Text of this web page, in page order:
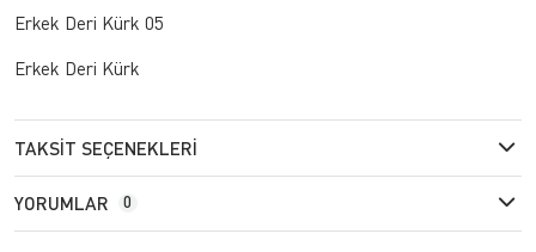
Erkek Deri Kürk 05
Erkek Deri Kürk
TAKSIT SEÇENEKLERI
YORUMLAR 0